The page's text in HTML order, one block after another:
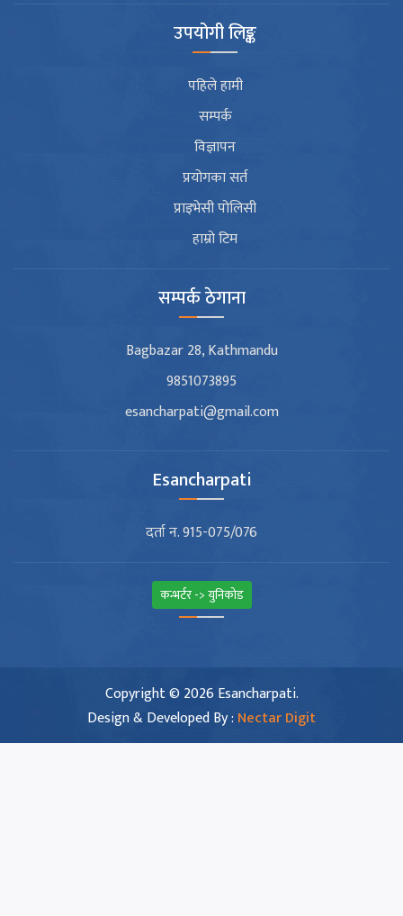
उपयोगी लिङ्क
पहिले हामी
सम्पर्क
विज्ञापन
प्रयोगका सर्त
प्राइभेसी पोलिसी
हाम्रो टिम
सम्पर्क ठेगाना
Bagbazar 28, Kathmandu
9851073895
esancharpati@gmail.com
Esancharpati
दर्ता न. 915-075/076
कन्भर्टर -> युनिकोड
Copyright © 2026 Esancharpati.
Design & Developed By : Nectar Digit